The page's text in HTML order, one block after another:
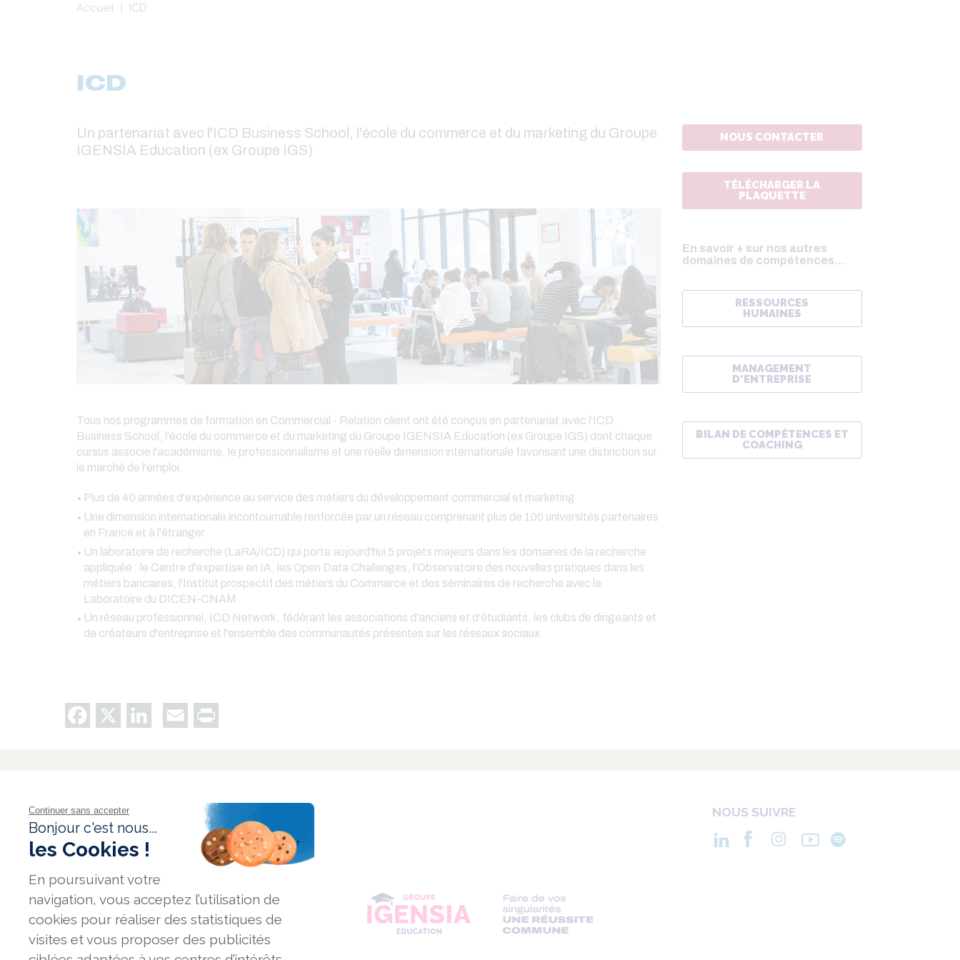
Fil
Accueil ICD
ICD
Un partenariat avec l'ICD Business School, l'école du commerce et du marketing du Groupe
IGENSIA Education (ex Groupe IGS)
Tous nos programmes de formation en Commercial - Relation client ont été conçus en partenariat avec l'ICD
Business School, l'école du commerce et du marketing du Groupe IGENSIA Education (ex Groupe IGS) dont chaque
cursus associe l'académisme, le professionnalisme et une réelle dimension internationale favorisant une distinction sur
le marché de l'emploi.
Plus de 40 années d'expérience au service des métiers du développement commercial et marketing
Une dimension internationale incontournable renforcée par un réseau comprenant plus de 100 universités partenaires
en France et à l'étranger
Un laboratoire de recherche (LaRA/ICD) qui porte aujourd'hui 5 projets majeurs dans les domaines de la recherche
appliquée : le Centre d'expertise en IA, les Open Data Challenges, l'Observatoire des nouvelles pratiques dans les
métiers bancaires, l'Institut prospectif des métiers du Commerce et des séminaires de recherche avec le
Laboratoire du DICEN-CNAM
Un réseau professionnel, ICD Network, fédérant les associations d'anciens et d'étudiants, les clubs de dirigeants et
de créateurs d'entreprise et l'ensemble des communautés présentes sur les réseaux sociaux
NOUS CONTACTER
TÉLÉCHARGER LA
PLAQUETTE
En savoir + sur nos autres
domaines de compétences...
RESSOURCES
HUMAINES
MANAGEMENT
D'ENTREPRISE
BILAN DE COMPÉTENCES ET
COACHING
Facebook LinkedIn Email
FAQ GLOSSAIRE NOUS SUIVRE